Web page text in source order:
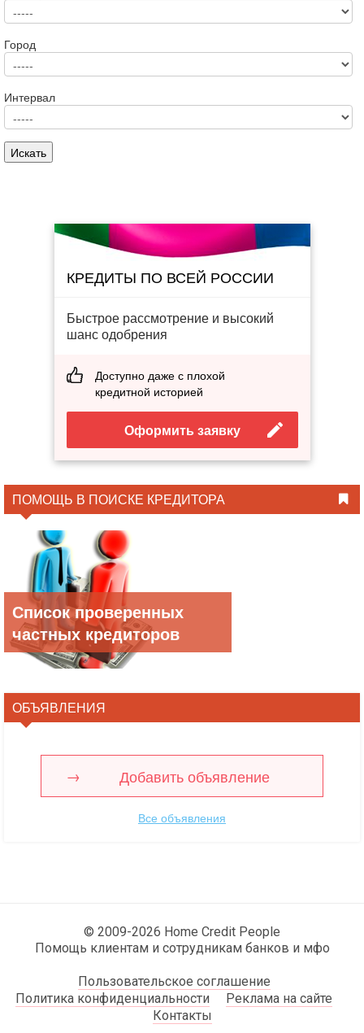
Город
Интервал
КРЕДИТЫ ПО ВСЕЙ РОССИИ
Быстрое рассмотрение и высокий
шанс одобрения
Доступно даже с плохой
кредитной историей
Оформить заявку
ПОМОЩЬ В ПОИСКЕ КРЕДИТОРА
Список проверенных
частных кредиторов
ОБЪЯВЛЕНИЯ
Добавить объявление
Все объявления
© 2009-2026 Home Credit People
Помощь клиентам и сотрудникам банков и мфо
Пользовательское соглашение
Политика конфиденциальности
Реклама на сайте
Контакты